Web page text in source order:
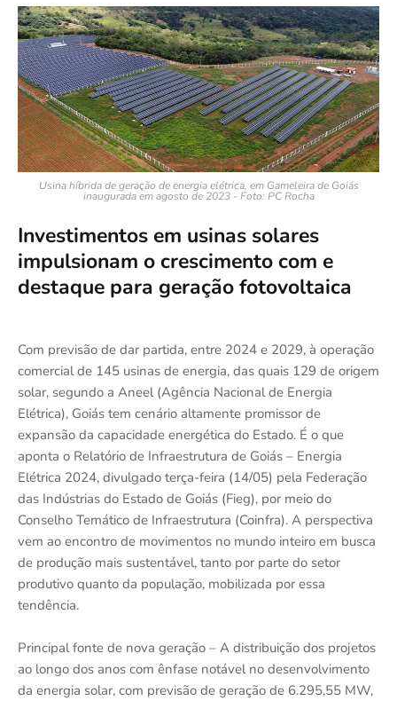
Usina híbrida de geração de energia elétrica, em Gameleira de Goiás
inaugurada em agosto de 2023 - Foto: PC Rocha
Investimentos em usinas solares
impulsionam o crescimento com e
destaque para geração fotovoltaica
Com previsão de dar partida, entre 2024 e 2029, à operação
comercial de 145 usinas de energia, das quais 129 de origem
solar, segundo a Aneel (Agência Nacional de Energia
Elétrica), Goiás tem cenário altamente promissor de
expansão da capacidade energética do Estado. É o que
aponta o Relatório de Infraestrutura de Goiás – Energia
Elétrica 2024, divulgado terça-feira (14/05) pela Federação
das Indústrias do Estado de Goiás (Fieg), por meio do
Conselho Temático de Infraestrutura (Coinfra). A perspectiva
vem ao encontro de movimentos no mundo inteiro em busca
de produção mais sustentável, tanto por parte do setor
produtivo quanto da população, mobilizada por essa
tendência.
Principal fonte de nova geração – A distribuição dos projetos
ao longo dos anos com ênfase notável no desenvolvimento
da energia solar, com previsão de geração de 6.295,55 MW,